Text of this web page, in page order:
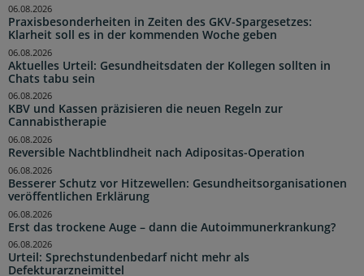
Praxisbesonderheiten in Zeiten des GKV-Spargesetzes:
Klarheit soll es in der kommenden Woche geben
06.08.2026
Aktuelles Urteil: Gesundheitsdaten der Kollegen sollten in
Chats tabu sein
06.08.2026
KBV und Kassen präzisieren die neuen Regeln zur
Cannabistherapie
06.08.2026
Reversible Nachtblindheit nach Adipositas-Operation
06.08.2026
Besserer Schutz vor Hitzewellen: Gesundheitsorganisationen
veröffentlichen Erklärung
06.08.2026
Erst das trockene Auge – dann die Autoimmunerkrankung?
06.08.2026
Urteil: Sprechstundenbedarf nicht mehr als
Defekturarzneimittel
06.08.2026